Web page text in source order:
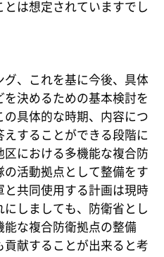
は想定されていますでし
、これを基に今後、具体
決めるための基本検討を
具体的な時期、内容につ
することができる段階に
における多機能な複合防
活動拠点として整備をす
共同使用する計画は現時
しましても、防衛省とし
な複合防衛拠点の整備
献することが出来ると考